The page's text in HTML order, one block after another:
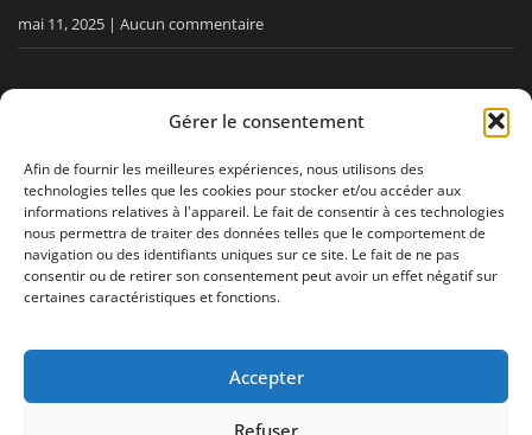
Gérer le consentement
Afin de fournir les meilleures expériences, nous utilisons des
technologies telles que les cookies pour stocker et/ou accéder aux
informations relatives à l'appareil. Le fait de consentir à ces technologies
nous permettra de traiter des données telles que le comportement de
navigation ou des identifiants uniques sur ce site. Le fait de ne pas
consentir ou de retirer son consentement peut avoir un effet négatif sur
certaines caractéristiques et fonctions.
Accepter
Refuser
mai 11, 2025 Aucun commentaire
RESTEZ INFORMÉ
Recevez nos conseils, nos actualités directement dans votre
boîte email.
J'acceptela politique de confidentialité